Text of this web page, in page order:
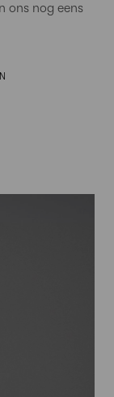
ons nog eens